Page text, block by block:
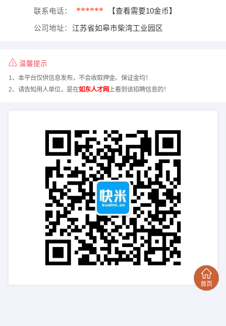
联系电话： ****** 【查看需要10金币】
公司地址： 江苏省如皋市柴湾工业园区
温馨提示
1、本平台仅供信息发布，不会收取押金、保证金均！
2、请告知用人单位，是在如东人才网上看到该招聘信息的！